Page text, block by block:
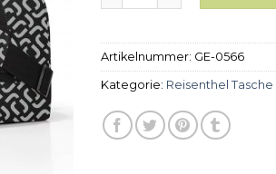
Artikelnummer: GE-0566
Kategorie: Reisenthel Tasche